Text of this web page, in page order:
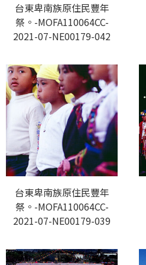
台東卑南族原住民豐年
祭。-MOFA110064CC-
2021-07-NE00179-042
台東卑南族原住民豐年
祭。-MOFA110064CC-
2021-07-NE00179-039